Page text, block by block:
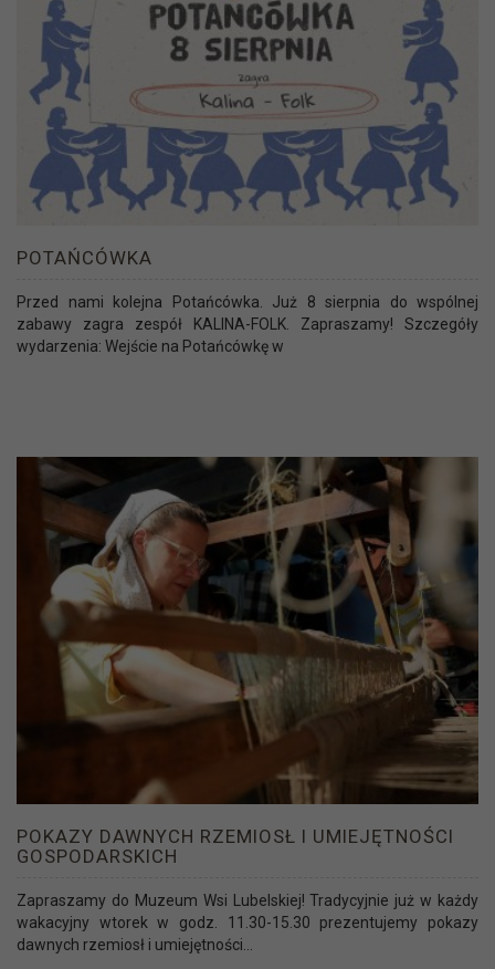
POTAŃCÓWKA
Przed nami kolejna Potańcówka. Już 8 sierpnia do wspólnej
zabawy zagra zespół KALINA-FOLK. Zapraszamy! Szczegóły
wydarzenia: Wejście na Potańcówkę w
POKAZY DAWNYCH RZEMIOSŁ I UMIEJĘTNOŚCI
GOSPODARSKICH
Zapraszamy do Muzeum Wsi Lubelskiej! Tradycyjnie już w każdy
wakacyjny wtorek w godz. 11.30-15.30 prezentujemy pokazy
dawnych rzemiosł i umiejętności...